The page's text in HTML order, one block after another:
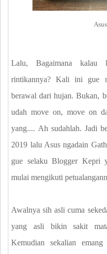
Lalu, Bagaimana kalau
rintikannya? Kali ini gue
berawal dari hujan. Bukan,
udah move on, move on
yang.... Ah sudahlah. Jadi
2019 lalu Asus ngadain
gue selaku Blogger Kepri
mulai mengikuti
Awalnya sih asli cuma
yang asli bikin sakit
Kemudian sekalian